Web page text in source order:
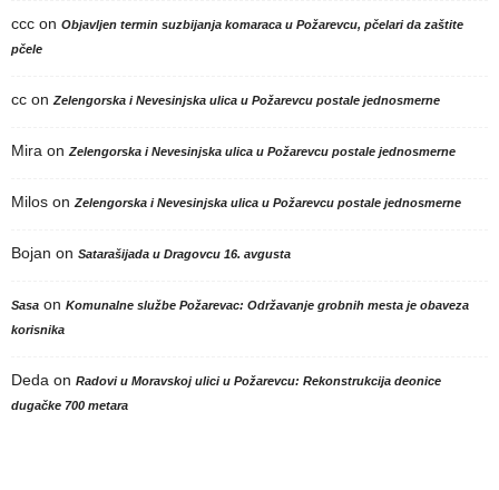
ccc on Objavljen termin suzbijanja komaraca u Požarevcu, pčelari da zaštite
pčele
cc onZelengorska i Nevesinjska ulica u Požarevcu postale jednosmerne
Mira onZelengorska i Nevesinjska ulica u Požarevcu postale jednosmerne
Milos onZelengorska i Nevesinjska ulica u Požarevcu postale jednosmerne
Bojan on Satarašijada u Dragovcu 16. avgusta
Sasa on Komunalne službe Požarevac: Održavanje grobnih mesta je obaveza
korisnika
Deda on Radovi u Moravskoj ulici u Požarevcu: Rekonstrukcija deonice
dugačke 700 metara